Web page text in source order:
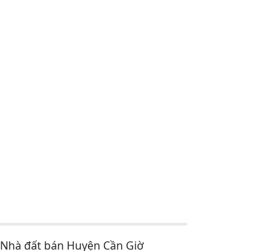
Nhà đất bán Huyện Cần Giờ